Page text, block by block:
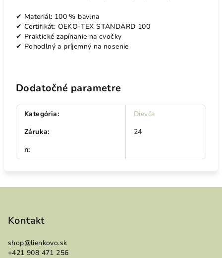
✔ Materiál: 100 % bavlna
✔ Certifikát: OEKO-TEX STANDARD 100
✔ Praktické zapínanie na cvočky
✔ Pohodlný a príjemný na nosenie
Dodatočné parametre
Kategória:
Dievča
Záruka:
24
n:
Kontakt
shop@lienkovo.sk
+421 908 471 256